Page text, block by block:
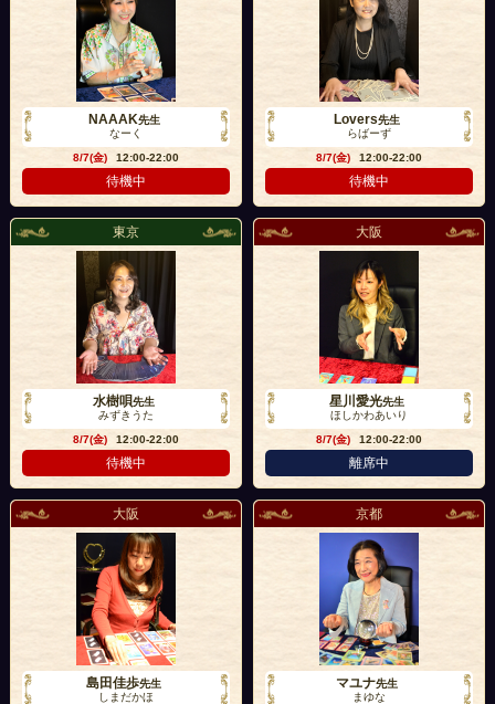
NAAAK先生
なーく
8/7(金)
12:00-22:00
待機中
Lovers先生
らばーず
8/7(金)
12:00-22:00
待機中
東京
水樹唄先生
みずきうた
8/7(金)
12:00-22:00
待機中
大阪
星川愛光先生
ほしかわあいり
8/7(金)
12:00-22:00
離席中
大阪
島田佳歩先生
しまだかほ
京都
マユナ先生
まゆな